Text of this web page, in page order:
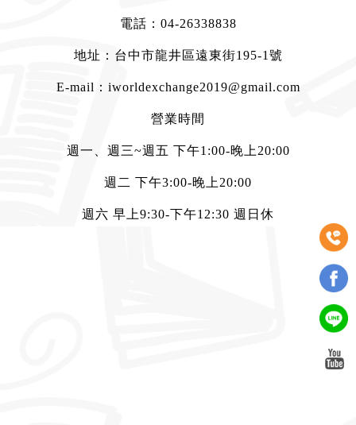
電話： 04-26338838
地址：台中市龍井區遠東街195-1號
E-mail： iworldexchange2019@gmail.com
營業時間
週一、週三~週五 下午1:00-晚上20:00
週二 下午3:00-晚上20:00
週六 早上9:30-下午12:30 週日休